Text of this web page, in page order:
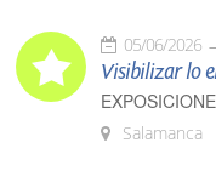
05/06/2026
Visibilizar lo
Salamanca